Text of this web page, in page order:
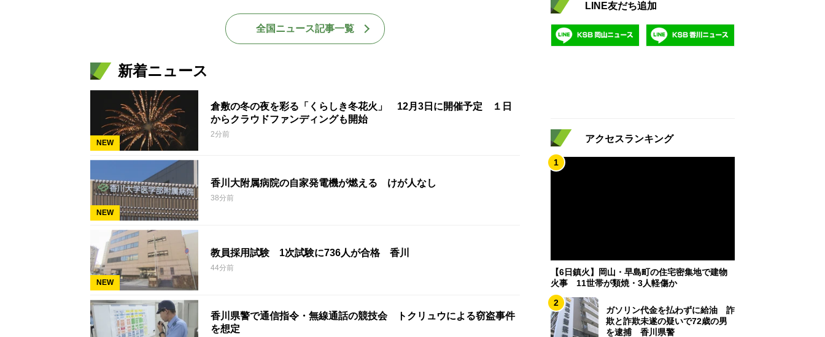
全国ニュース記事一覧
新着ニュース
NEW
倉敷の冬の夜を彩る「くらしき冬花火」 12月3日に開催予定 １日
からクラウドファンディングも開始
2分前
NEW
香川大附属病院の自家発電機が燃える けが人なし
38分前
NEW
教員採用試験 1次試験に736人が合格 香川
44分前
香川県警で通信指令・無線通話の競技会 トクリュウによる窃盗事件
を想定
LINE友だち追加
アクセスランキング
1
【6日鎮火】岡山・早島町の住宅密集地で建物
火事 11世帯が類焼・3人軽傷か
2
ガソリン代金を払わずに給油 詐
欺と詐欺未遂の疑いで72歳の男
を逮捕 香川県警